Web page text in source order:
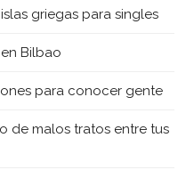
griegas para singles
Bilbao
para conocer gente
de malos tratos entre tus